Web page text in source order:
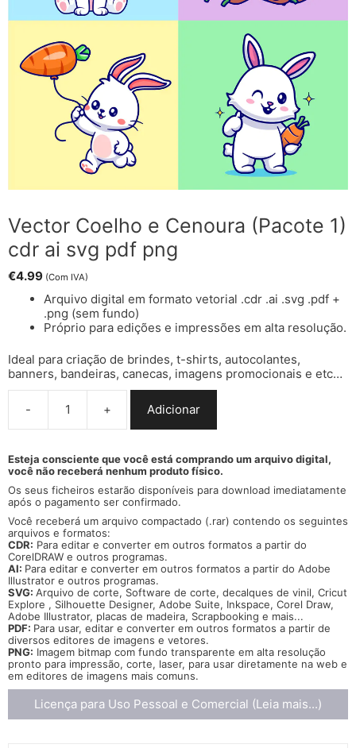
Vector Coelho e Cenoura (Pacote 1)
cdr ai svg pdf png
€4.99 (Com IVA)
Arquivo digital em formato vetorial .cdr .ai .svg .pdf +
.png (sem fundo)
Próprio para edições e impressões em alta resolução.
Ideal para criação de brindes, t-shirts, autocolantes,
banners, bandeiras, canecas, imagens promocionais e etc…
-
Quantidade
de
Coelho
e
Cenoura
(Pacote
cdr
ai
svg
pdf
png
+ Adicionar
Esteja consciente que você está comprando um arquivo digital,
você não receberá nenhum produto físico.
Os seus ficheiros estarão disponíveis para download imediatamente
após o pagamento ser confirmado.
Você receberá um arquivo compactado (.rar) contendo os seguintes
arquivos e formatos:
CDR: Para editar e converter em outros formatos a partir do
CorelDRAW e outros programas.
AI: Para editar e converter em outros formatos a partir do Adobe
Illustrator e outros programas.
SVG: Arquivo de corte, Software de corte, decalques de vinil, Cricut
Explore , Silhouette Designer, Adobe Suite, Inkspace, Corel Draw,
Adobe Illustrator, placas de madeira, Scrapbooking e mais...
PDF: Para usar, editar e converter em outros formatos a partir de
diversos editores de imagens e vetores.
PNG: Imagem bitmap com fundo transparente em alta resolução
pronto para impressão, corte, laser, para usar diretamente na web e
em editores de imagens mais comuns.
Licença para Uso Pessoal e Comercial (Leia mais...)